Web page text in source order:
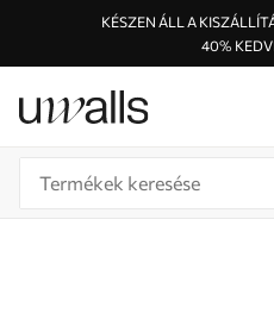
KÉSZEN ÁLL A
40%